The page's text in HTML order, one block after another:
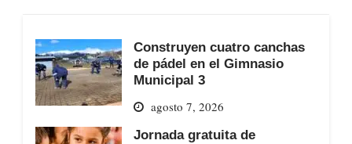
Construyen cuatro canchas
de pádel en el Gimnasio
Municipal 3
agosto 7, 2026
Jornada gratuita de